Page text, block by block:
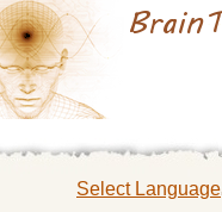
Select Language